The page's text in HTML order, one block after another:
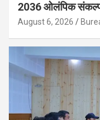
2036 ओलंपिक संकल्प
August 6, 2026